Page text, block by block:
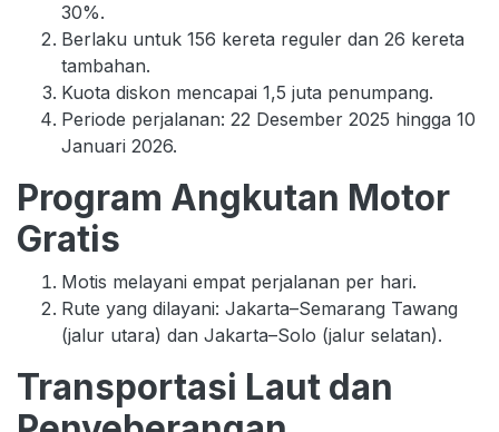
30%.
Berlaku untuk 156 kereta reguler dan 26 kereta
tambahan.
Kuota diskon mencapai 1,5 juta penumpang.
Periode perjalanan: 22 Desember 2025 hingga 10
Januari 2026.
Program Angkutan Motor
Gratis
Motis melayani empat perjalanan per hari.
Rute yang dilayani: Jakarta–Semarang Tawang
(jalur utara) dan Jakarta–Solo (jalur selatan).
Transportasi Laut dan